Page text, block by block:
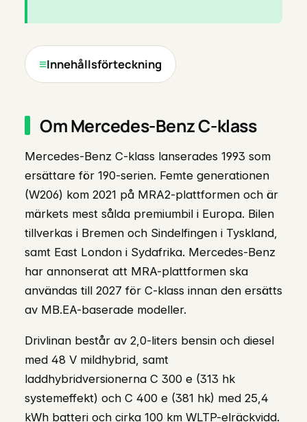
Innehållsförteckning
Om Mercedes-Benz C-klass
Mercedes-Benz C-klass lanserades 1993 som
ersättare för 190-serien. Femte generationen
(W206) kom 2021 på MRA2-plattformen och är
märkets mest sålda premiumbil i Europa. Bilen
tillverkas i Bremen och Sindelfingen i Tyskland,
samt East London i Sydafrika. Mercedes-Benz
har annonserat att MRA-plattformen ska
användas till 2027 för C-klass innan den ersätts
av MB.EA-baserade modeller.
Drivlinan består av 2,0-liters bensin och diesel
med 48 V mildhybrid, samt
laddhybridversionerna C 300 e (313 hk
systemeffekt) och C 400 e (381 hk) med 25,4
kWh batteri och cirka 100 km WLTP-elräckvidd.